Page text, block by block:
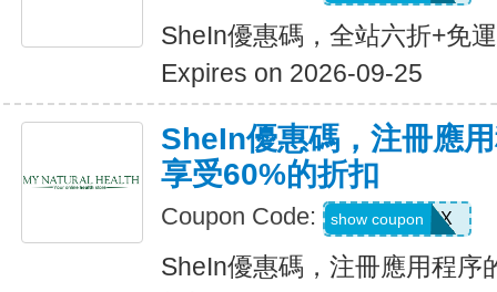
SheIn優惠碼，全站六折+免
Expires on 2026-09-25
SheIn優惠碼，注冊應
享受60%的折扣
Coupon Code: XUWL7NX
show coupon
SheIn優惠碼，注冊應用程序